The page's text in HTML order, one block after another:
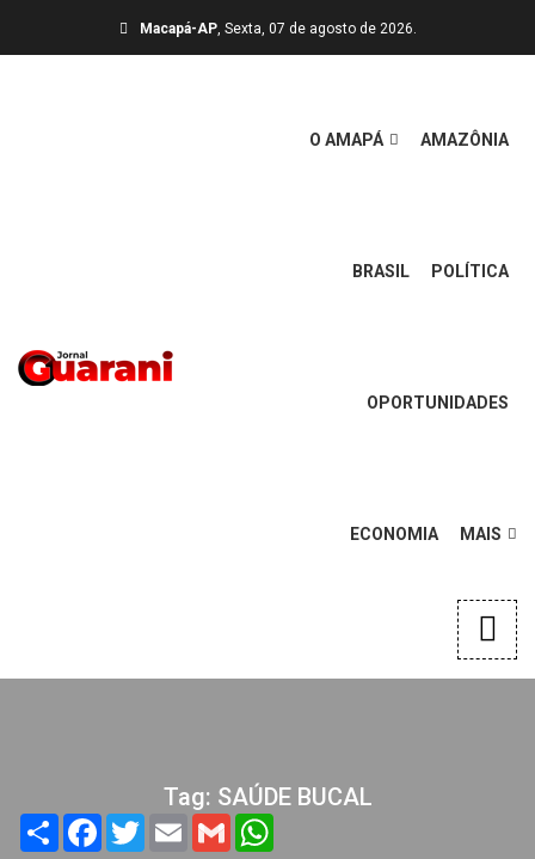
Macapá-AP, Sexta, 07 de agosto de 2026.
O AMAPÁ AMAZÔNIA
BRASIL POLÍTICA
OPORTUNIDADES
ECONOMIA MAIS
Tag: SAÚDE BUCAL
Share FacebookTwitterEmail Gmail